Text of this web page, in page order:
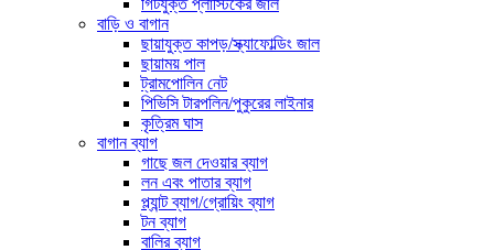
গিঁটযুক্ত প্লাস্টিকের জাল
বাড়ি ও বাগান
ছায়াযুক্ত কাপড়/স্ক্যাফোল্ডিং জাল
ছায়াময় পাল
ট্রামপোলিন নেট
পিভিসি টারপলিন/পুকুরের লাইনার
কৃত্রিম ঘাস
বাগান ব্যাগ
গাছে জল দেওয়ার ব্যাগ
লন এবং পাতার ব্যাগ
প্ল্যান্ট ব্যাগ/গ্রোয়িং ব্যাগ
টন ব্যাগ
বালির ব্যাগ